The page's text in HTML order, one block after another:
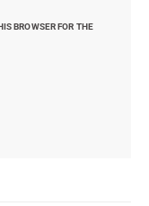
BROWSER FOR THE